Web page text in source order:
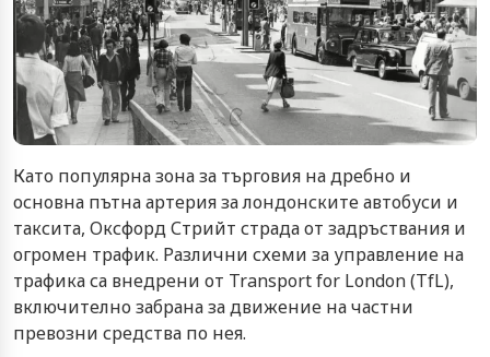
Като популярна зона за търговия на дребно и
основна пътна артерия за лондонските автобуси и
таксита, Оксфорд Стрийт страда от задръствания и
огромен трафик. Различни схеми за управление на
трафика са внедрени от Transport for London (TfL),
включително забрана за движение на частни
превозни средства по нея.